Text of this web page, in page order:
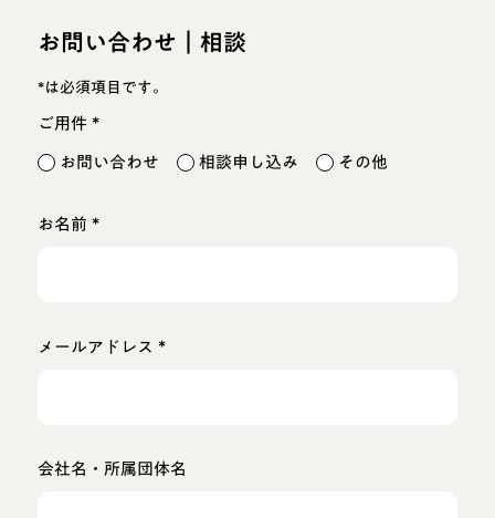
お問い合わせ｜相談
*は必須項目です。
ご用件 *
お問い合わせ 相談申し込み その他
お名前 *
メールアドレス *
会社名・所属団体名